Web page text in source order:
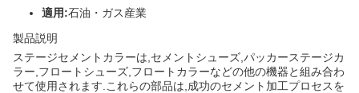
適用:石油・ガス産業
製品説明
ステージセメントカラーは,セメントシューズ,パッカーステージカ
ラー,フロートシューズ,フロートカラーなどの他の機器と組み合わ
せて使用されます.これらの部品は,成功のセメント加工プロセスを